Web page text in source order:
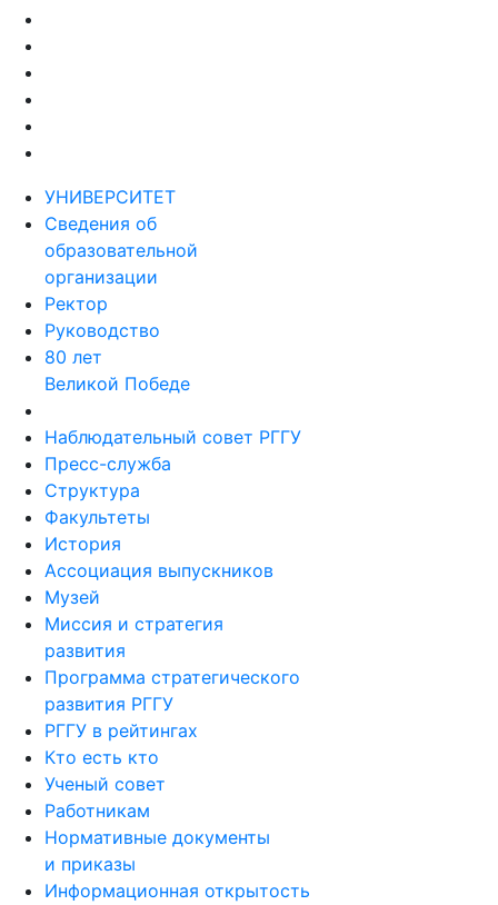
УНИВЕРСИТЕТ
Сведения об
образовательной
организации
Ректор
Руководство
80 лет
Великой Победе
Наблюдательный совет РГГУ
Пресс-служба
Структура
Факультеты
История
Ассоциация выпускников
Музей
Миссия и стратегия
развития
Программа стратегического
развития РГГУ
РГГУ в рейтингах
Кто есть кто
Ученый совет
Работникам
Нормативные документы
и приказы
Информационная открытость